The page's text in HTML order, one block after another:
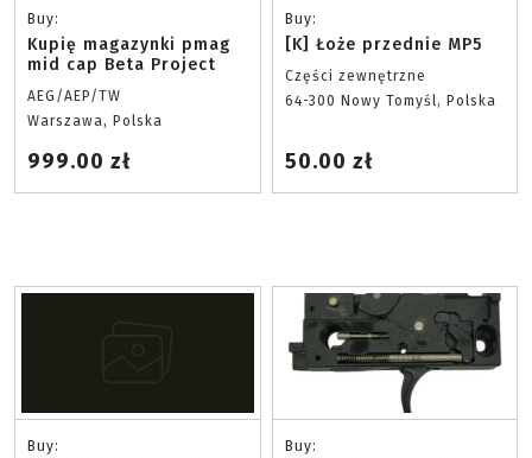
Buy:
Kupię magazynki pmag
mid cap Beta Project
AEG/AEP/TW
Warszawa, Polska
999.00 zł
Buy:
[K] Łoże przednie MP5
Części zewnętrzne
64-300 Nowy Tomyśl, Polska
50.00 zł
Buy: Buy: